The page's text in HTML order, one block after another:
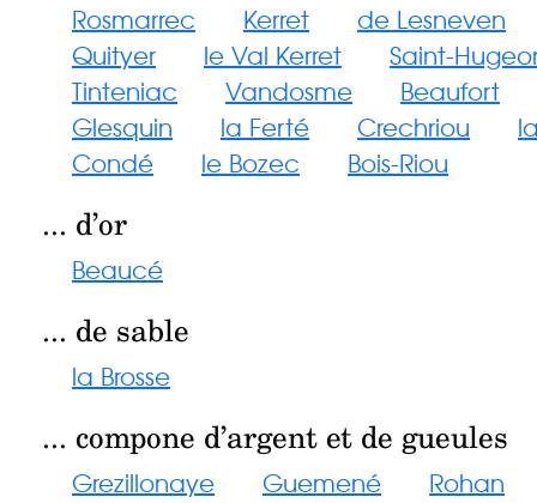
Rosmarrec Kerret
de Lesneven
Quityer
le Val Kerret
Saint-
Tinteniac
Vandosme
Beaufort
Glesquin
la Ferté Crechriou
Condé
le Bozec Bois-Riou
... d’or
Beaucé
... de sable
la Brosse
... compone d’argent et de gueules
Grezillonaye Guemené Rohan